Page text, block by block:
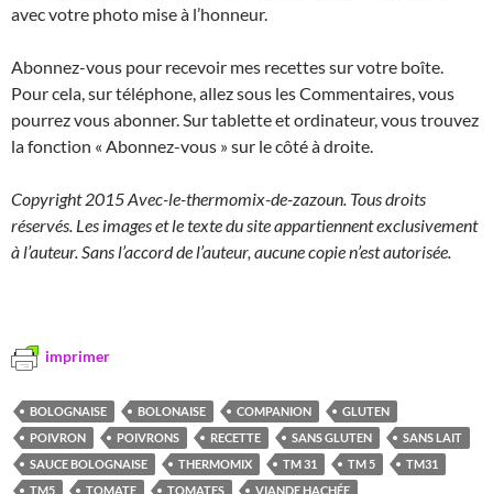
avec votre photo mise à l’honneur.
Abonnez-vous pour recevoir mes recettes sur votre boîte.
Pour cela, sur téléphone, allez sous les Commentaires, vous
pourrez vous abonner. Sur tablette et ordinateur, vous trouvez
la fonction « Abonnez-vous » sur le côté à droite.
Copyright 2015 Avec-le-thermomix-de-zazoun. Tous droits
réservés. Les images et le texte du site appartiennent exclusivement
à l’auteur. Sans l’accord de l’auteur, aucune copie n’est autorisée.
imprimer
BOLOGNAISE BOLONAISE COMPANION
GLUTEN
POIVRON
POIVRONS RECETTE SANS GLUTEN
SANS LAIT
SAUCE BOLOGNAISE
THERMOMIX TM 31 TM 5
TM31
TM5
TOMATE TOMATES VIANDE HACHÉE